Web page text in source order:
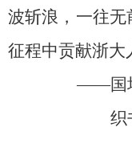
波斩浪，一往无
征程中贡献浙大
——国
织